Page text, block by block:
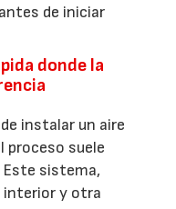
de iniciar
donde la
instalar un aire
proceso suele
Este sistema,
interior y otra